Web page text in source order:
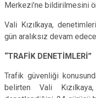
Merkezi’ne bildirilmesini
Vali Kızılkaya,
gün aralıksız devam
“TRAFİK DENETİMLERİ”
Trafik güvenliği
belirten Vali